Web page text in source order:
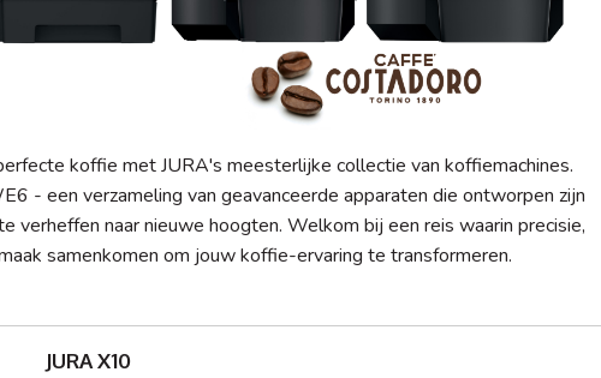
koffie met JURA's meesterlijke collectie van koffiemachines.
- een verzameling van geavanceerde apparaten die ontworpen zijn
verheffen naar nieuwe hoogten. Welkom bij een reis waarin precisie,
samenkomen om jouw koffie-ervaring te transformeren.
JURA X10